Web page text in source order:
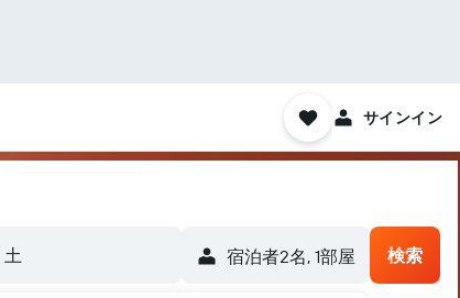
サインイン
土 宿泊者2名, 1​部屋 検索